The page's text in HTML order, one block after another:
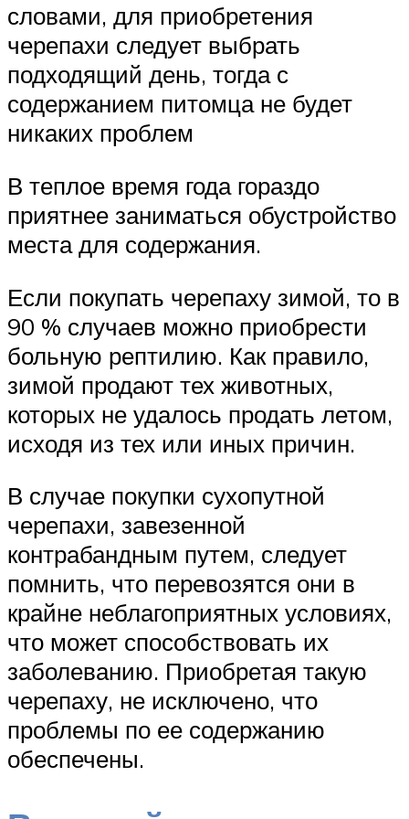
словами, для приобретения
черепахи следует выбрать
подходящий день, тогда с
содержанием питомца не будет
никаких проблем
В теплое время года гораздо
приятнее заниматься обустройство
места для содержания.
Если покупать черепаху зимой, то в
90 % случаев можно приобрести
больную рептилию. Как правило,
зимой продают тех животных,
которых не удалось продать летом,
исходя из тех или иных причин.
В случае покупки сухопутной
черепахи, завезенной
контрабандным путем, следует
помнить, что перевозятся они в
крайне неблагоприятных условиях,
что может способствовать их
заболеванию. Приобретая такую
черепаху, не исключено, что
проблемы по ее содержанию
обеспечены.